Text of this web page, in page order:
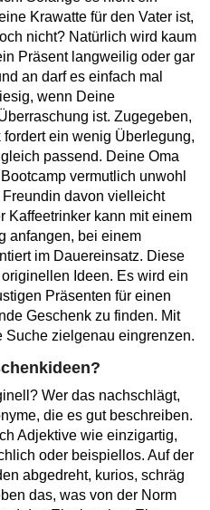
Krawatte für den Vater ist,
nicht? Natürlich wird kaum
Präsent langweilig oder gar
an darf es einfach mal
wenn Deine
ist. Zugegeben,
ein wenig Überlegung,
passend. Deine Oma
vermutlich unwohl
davon vielleicht
Kaffeetrinker kann mit einem
anfangen, bei einem
im Dauereinsatz. Diese
Ideen. Es wird ein
Präsenten für einen
Geschenk zu finden. Mit
Suche zielgenau eingrenzen.
Wer das nachschlägt,
die es gut beschreiben.
Adjektive wie einzigartig,
oder beispiellos. Auf der
abgedreht, kurios, schräg
das, was von der Norm